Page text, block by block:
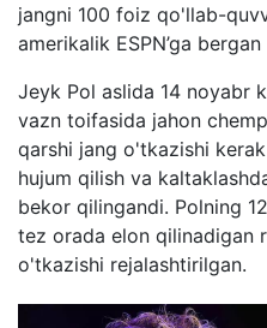
jangni 100 foiz qo'llab-
amerikalik ESPN’ga
Jeyk Pol aslida 14 noyabr
vazn toifasida jahon
qarshi jang o'tkazishi
hujum qilish va
bekor qilingandi. Polning
tez orada elon qilinadigan
o'tkazishi rejalashtirilgan.